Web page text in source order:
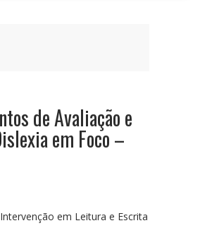
de Avaliação e
em Foco –
em Leitura e Escrita